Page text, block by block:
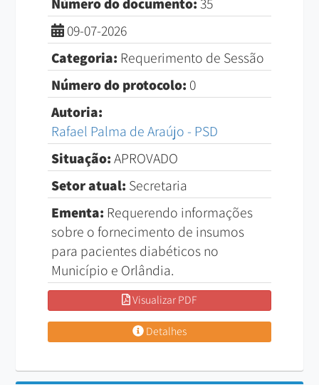
09-07-2026
Categoria: Requerimento de Sessão
Número do protocolo: 0
Autoria:
Rafael Palma de Araújo - PSD
Situação:APROVADO
Setor atual: Secretaria
Ementa: Requerendo informações
sobre o fornecimento de insumos
para pacientes diabéticos no
Município e Orlândia.
Visualizar PDF
Detalhes